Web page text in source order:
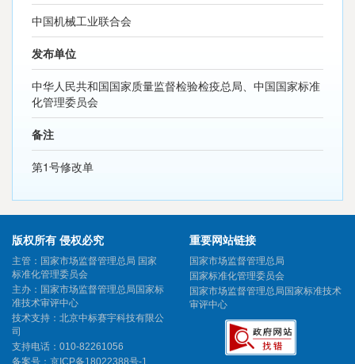
中国机械工业联合会
发布单位
中华人民共和国国家质量监督检验检疫总局、中国国家标准
化管理委员会
备注
第1号修改单
版权所有 侵权必究
主管：国家市场监督管理总局 国家
标准化管理委员会
主办：国家市场监督管理总局国家标
准技术审评中心
技术支持：北京中标赛宇科技有限公
司
支持电话：010-82261056
备案号： 京ICP备18022388号-1
重要网站链接
国家市场监督管理总局
国家标准化管理委员会
国家市场监督管理总局国家标准技术
审评中心